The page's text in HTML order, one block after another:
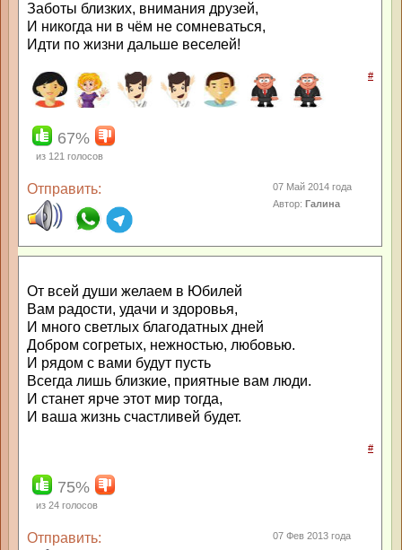
Заботы близких, внимания друзей,
И никогда ни в чём не сомневаться,
Идти по жизни дальше веселей!
#
67%
из 121 голосов
Отправить:
07 Май 2014 года
Автор:Галина
От всей души желаем в Юбилей
Вам радости, удачи и здоровья,
И много светлых благодатных дней
Добром согретых, нежностью, любовью.
И рядом с вами будут пусть
Всегда лишь близкие, приятные вам люди.
И станет ярче этот мир тогда,
И ваша жизнь счастливей будет.
#
75%
из 24 голосов
Отправить: 07 Фев 2013 года